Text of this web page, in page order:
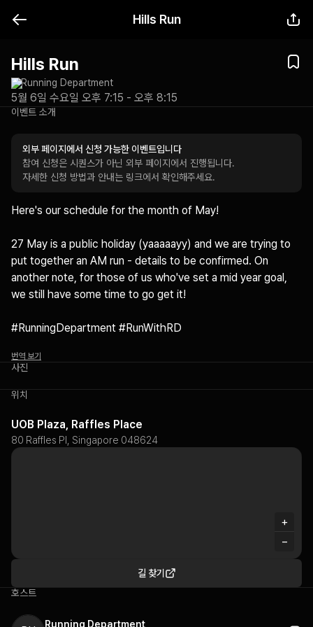
Hills Run
Hills Run
Running Department
5월 6일 수요일 오후 7:15 - 오후 8:15
이벤트 소개
외부 페이지에서 신청 가능한 이벤트입니다
참여 신청은 시퀀스가 아닌 외부 페이지에서 진행됩니다.
자세한 신청 방법과 안내는 링크에서 확인해주세요.
Here's our schedule for the month of May!
27 May is a public holiday (yaaaaayy) and we are trying to
put together an AM run - details to be confirmed. On
another note, for those of us who've set a mid year goal,
we still have some time to go get it!
#RunningDepartment #RunWithRD
번역 보기
사진
위치
UOB Plaza, Raffles Place
80 Raffles Pl, Singapore 048624
+
−
길 찾기
호스트
Running Department